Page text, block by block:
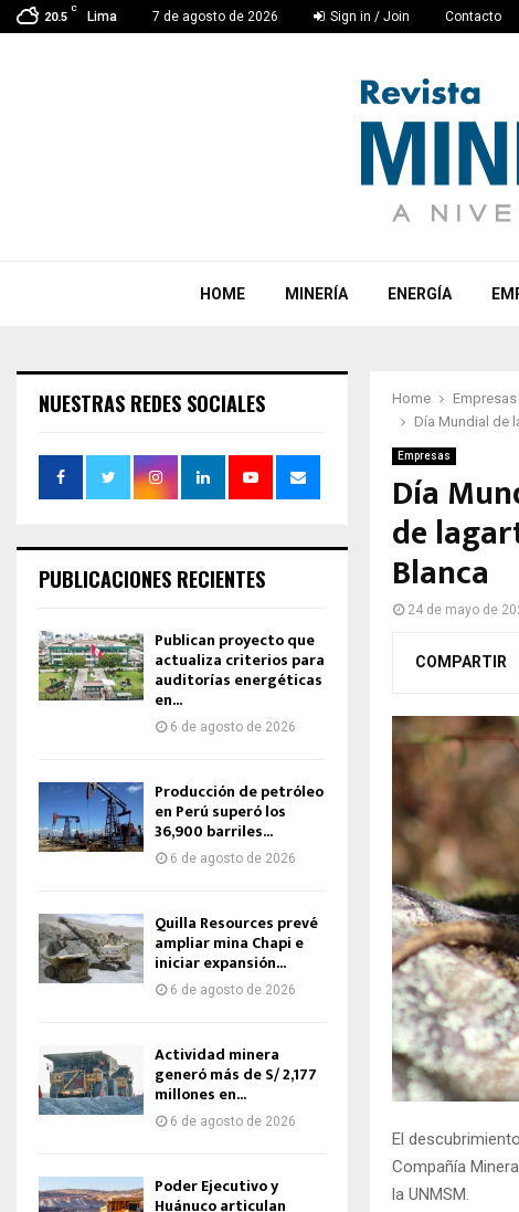
20.5
C
Lima 7 de agosto de 2026 Sign in / Join Contacto
HOME MINERÍA ENERGÍA
Home
Empresas
Día Mundial de
Empresas
Día
de
Blanca
24 de mayo de
COMPARTIR
El
Compañía
la UNMSM.
NUESTRAS REDES SOCIALES
PUBLICACIONES RECIENTES
Publican proyecto que
actualiza criterios para
auditorías energéticas
en...
6 de agosto de 2026
Producción de petróleo
en Perú superó los
36,900 barriles...
6 de agosto de 2026
Quilla Resources prevé
ampliar mina Chapi e
iniciar expansión...
6 de agosto de 2026
Actividad minera
generó más de S/ 2,177
millones en...
6 de agosto de 2026
Poder Ejecutivo y
Huánuco articulan